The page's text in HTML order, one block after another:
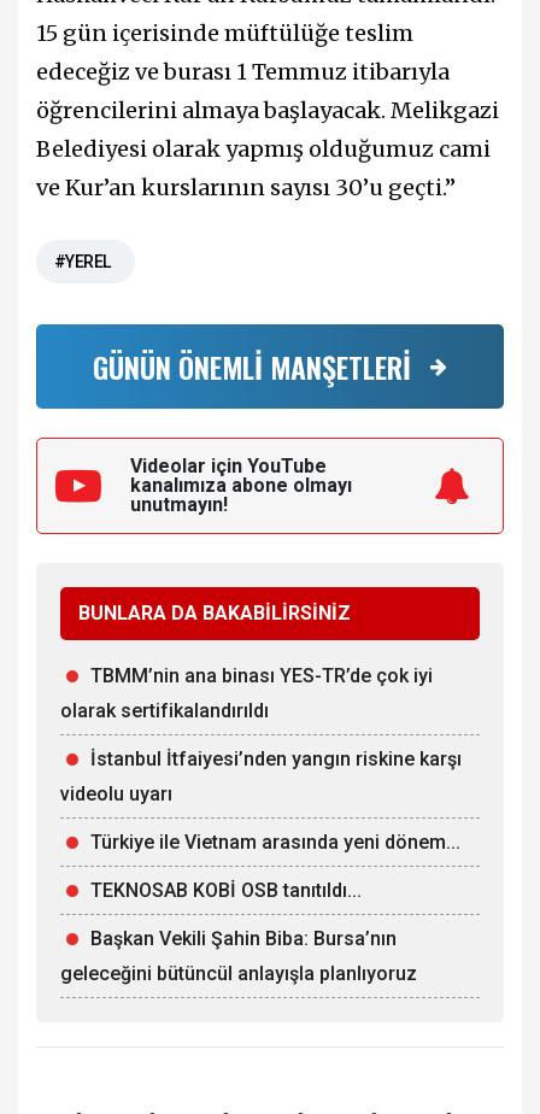
15 gün içerisinde müftülüğe teslim
edeceğiz ve burası 1 Temmuz itibarıyla
öğrencilerini almaya başlayacak. Melikgazi
Belediyesi olarak yapmış olduğumuz cami
ve Kur’an kurslarının sayısı 30’u geçti.”
#YEREL
GÜNÜN ÖNEMLİ MANŞETLERİ
Videolar için YouTube
kanalımıza abone olmayı
unutmayın!
BUNLARA DA BAKABİLİRSİNİZ
TBMM’nin ana binası YES-TR’de çok iyi
olarak sertifikalandırıldı
İstanbul İtfaiyesi’nden yangın riskine karşı
videolu uyarı
Türkiye ile Vietnam arasında yeni dönem...
TEKNOSAB KOBİ OSB tanıtıldı...
Başkan Vekili Şahin Biba: Bursa’nın
geleceğini bütüncül anlayışla planlıyoruz